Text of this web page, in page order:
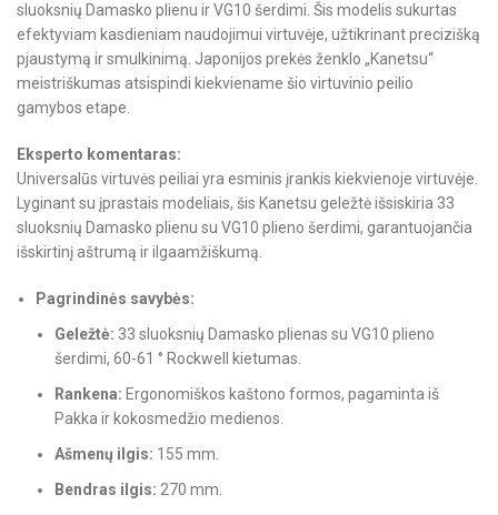
sluoksnių Damasko plienu ir VG10 šerdimi. Šis modelis sukurtas
efektyviam kasdieniam naudojimui virtuvėje, užtikrinant precizišką
pjaustymą ir smulkinimą. Japonijos prekės ženklo „Kanetsu“
meistriškumas atsispindi kiekviename šio virtuvinio peilio
gamybos etape.
Eksperto komentaras:
Universalūs virtuvės peiliai yra esminis įrankis kiekvienoje virtuvėje.
Lyginant su įprastais modeliais, šis Kanetsu geležtė išsiskiria 33
sluoksnių Damasko plienu su VG10 plieno šerdimi, garantuojančia
išskirtinį aštrumą ir ilgaamžiškumą.
Pagrindinės savybės:
Geležtė: 33 sluoksnių Damasko plienas su VG10 plieno
šerdimi, 60-61 ° Rockwell kietumas.
Rankena: Ergonomiškos kaštono formos, pagaminta iš
Pakka ir kokosmedžio medienos.
Ašmenų ilgis: 155 mm.
Bendras ilgis: 270 mm.